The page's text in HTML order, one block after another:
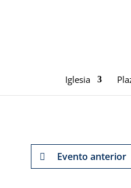
Iglesia
Evento anterior